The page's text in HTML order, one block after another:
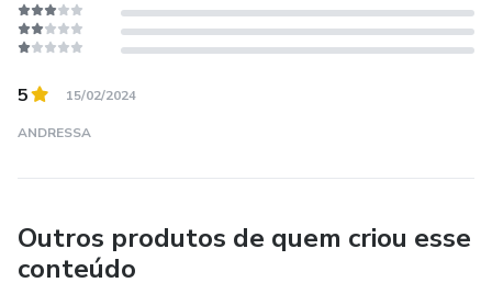
5 15/02/2024
ANDRESSA
Outros produtos de quem criou esse
conteúdo